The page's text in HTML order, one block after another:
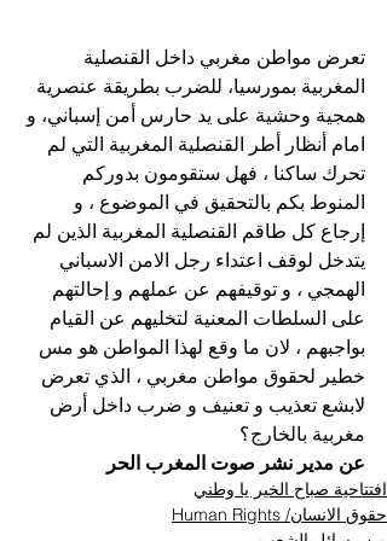
تعرض مواطن مغربي داخل القنصلية
المغربية بمورسيا، للضرب بطريقة عنصرية
همجية وحشية على يد حارس أمن إسباني، و
امام أنظار أطر القنصلية المغربية التي لم
تحرك ساكنا ، فهل ستقومون بدوركم
المنوط بكم بالتحقيق في الموضوع ، و
إرجاع كل طاقم القنصلية المغربية الذين لم
يتدخل لوقف اعتداء رجل الامن الاسباني
الهمجي ، و توقيفهم عن عملهم و إحالتهم
على السلطات المعنية لتخليهم عن القيام
بواجبهم ، لان ما وقع لهذا المواطن هو مس
خطير لحقوق مواطن مغربي ، الذي تعرض
لابشع تعذيب و تعنيف و ضرب داخل أرض
مغربية بالخارج؟
عن مدير نشر صوت المغرب الحر
افتتاحية صباح الخير يا وطني
حقوق الانسان/ Human Rights